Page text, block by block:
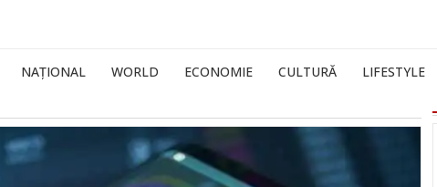
NAȚIONAL WORLD ECONOMIE CULTURĂ LIFESTYLE